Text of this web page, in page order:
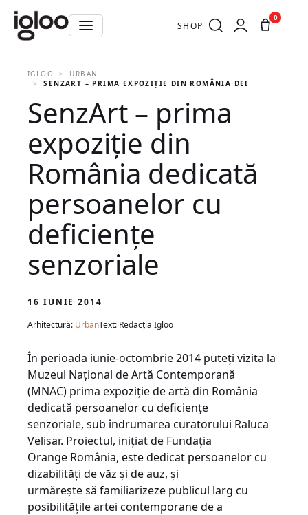
SHOP
0
IGLOO
URBAN
SENZART – PRIMA EXPOZIŢIE DIN ROMÂNIA DEDICATĂ
SenzArt – prima
expoziţie din
România dedicată
persoanelor cu
deficienţe
senzoriale
16 IUNIE 2014
Arhitectură: UrbanText: Redacția Igloo
În perioada iunie-octombrie 2014 puteţi vizita la
Muzeul Naţional de Artă Contemporană
(MNAC) prima expoziţie de artă din România
dedicată persoanelor cu deficienţe
senzoriale, sub îndrumarea curatorului Raluca
Velisar. Proiectul, iniţiat de Fundaţia
Orange România, este dedicat persoanelor cu
dizabilităţi de văz şi de auz, şi
urmăreşte să familiarizeze publicul larg cu
posibilităţile artei contemporane de a